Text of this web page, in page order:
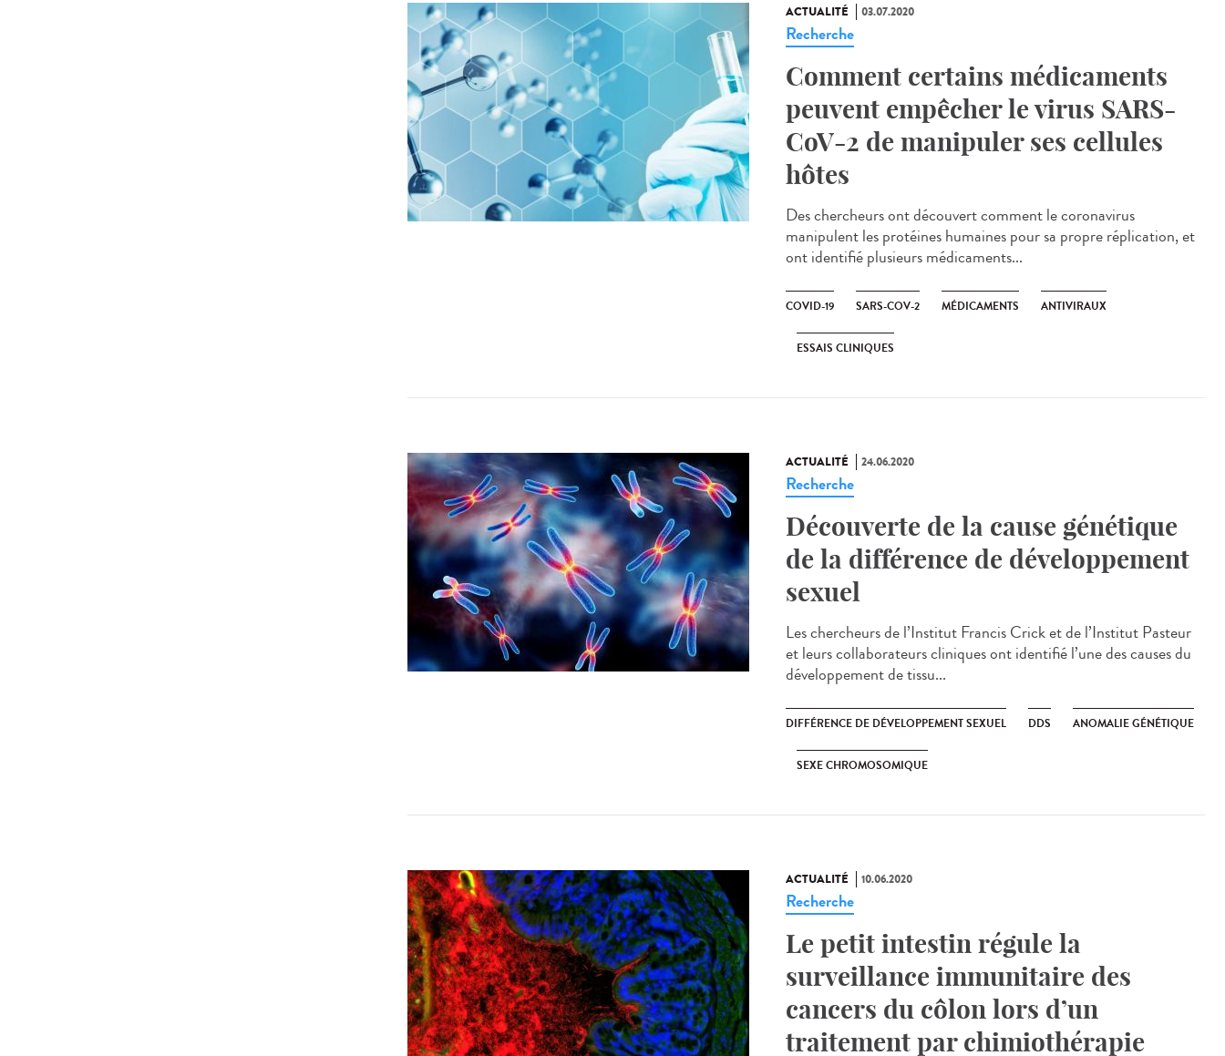
ACTUALITÉ 03.07.2020
Recherche
Comment certains médicaments
peuvent empêcher le virus SARS-
CoV-2 de manipuler ses cellules
hôtes
Des chercheurs ont découvert comment le coronavirus
manipulent les protéines humaines pour sa propre réplication, et
ont identifié plusieurs médicaments...
COVID-19 SARS-COV-2 MÉDICAMENTS ANTIVIRAUX
ESSAIS CLINIQUES
ACTUALITÉ 24.06.2020
Recherche
Découverte de la cause génétique
de la différence de développement
sexuel
Les chercheurs de l’Institut Francis Crick et de l’Institut Pasteur
et leurs collaborateurs cliniques ont identifié l’une des causes du
développement de tissu...
DIFFÉRENCE DE DÉVELOPPEMENT SEXUEL DDS ANOMALIE GÉNÉTIQUE
SEXE CHROMOSOMIQUE
ACTUALITÉ 10.06.2020
Recherche
Le petit intestin régule la
surveillance immunitaire des
cancers du côlon lors d’un
traitement par chimiothérapie